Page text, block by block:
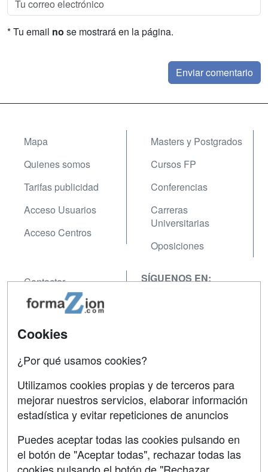
* Tu email no se mostrará en la página.
Mapa
Quienes somos
Tarifas publicidad
Acceso Usuarios
Acceso Centros
Masters y Postgrados
Cursos FP
Conferencias
Carreras
Universitarias
Oposiciones
Contactar
Confidencialidad
Aviso legal
SÍGUENOS EN:
Grupo formazion:
Cookies
¿Por qué usamos cookies?
Utilizamos cookies propias y de terceros para
mejorar nuestros servicios, elaborar información
estadística y evitar repeticiones de anuncios
Puedes aceptar todas las cookies pulsando en
el botón de "Aceptar todas", rechazar todas las